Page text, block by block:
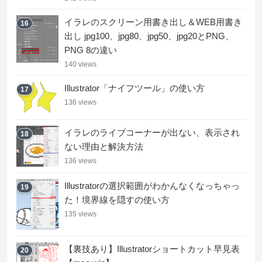
16
イラレのスクリーン用書き出し＆WEB用書き
出し jpg100、jpg80、jpg50、jpg20とPNG、
PNG 8の違い
140 views
17 Illustrator「ナイフツール」の使い方
136 views
18
イラレのライブコーナーが出ない、表示され
ない理由と解決方法
136 views
19
Illustratorの選択範囲がわかんなくなっちゃっ
た！境界線を隠すの使い方
135 views
20
【裏技あり】Illustratorショートカット早見表